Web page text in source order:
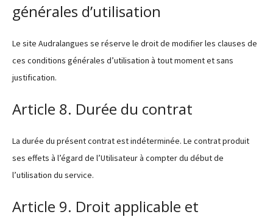
générales d’utilisation
Le site Audralangues se réserve le droit de modifier les clauses de
ces conditions générales d’utilisation à tout moment et sans
justification.
Article 8. Durée du contrat
La durée du présent contrat est indéterminée. Le contrat produit
ses effets à l’égard de l’Utilisateur à compter du début de
l’utilisation du service.
Article 9. Droit applicable et